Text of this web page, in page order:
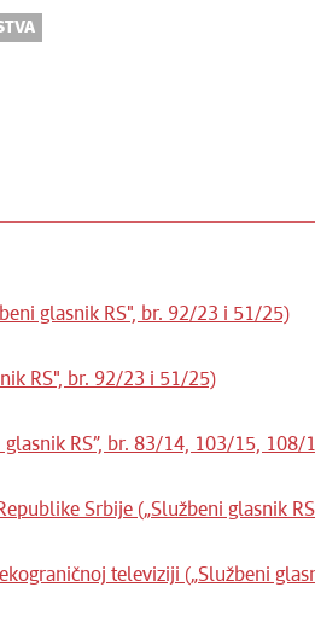
glasnik RS", br. 92/23 i 51/25)
RS", br. 92/23 i 51/25)
RS”, br. 83/14, 103/15,
Srbije („Službeni glasnik
televiziji („Službeni